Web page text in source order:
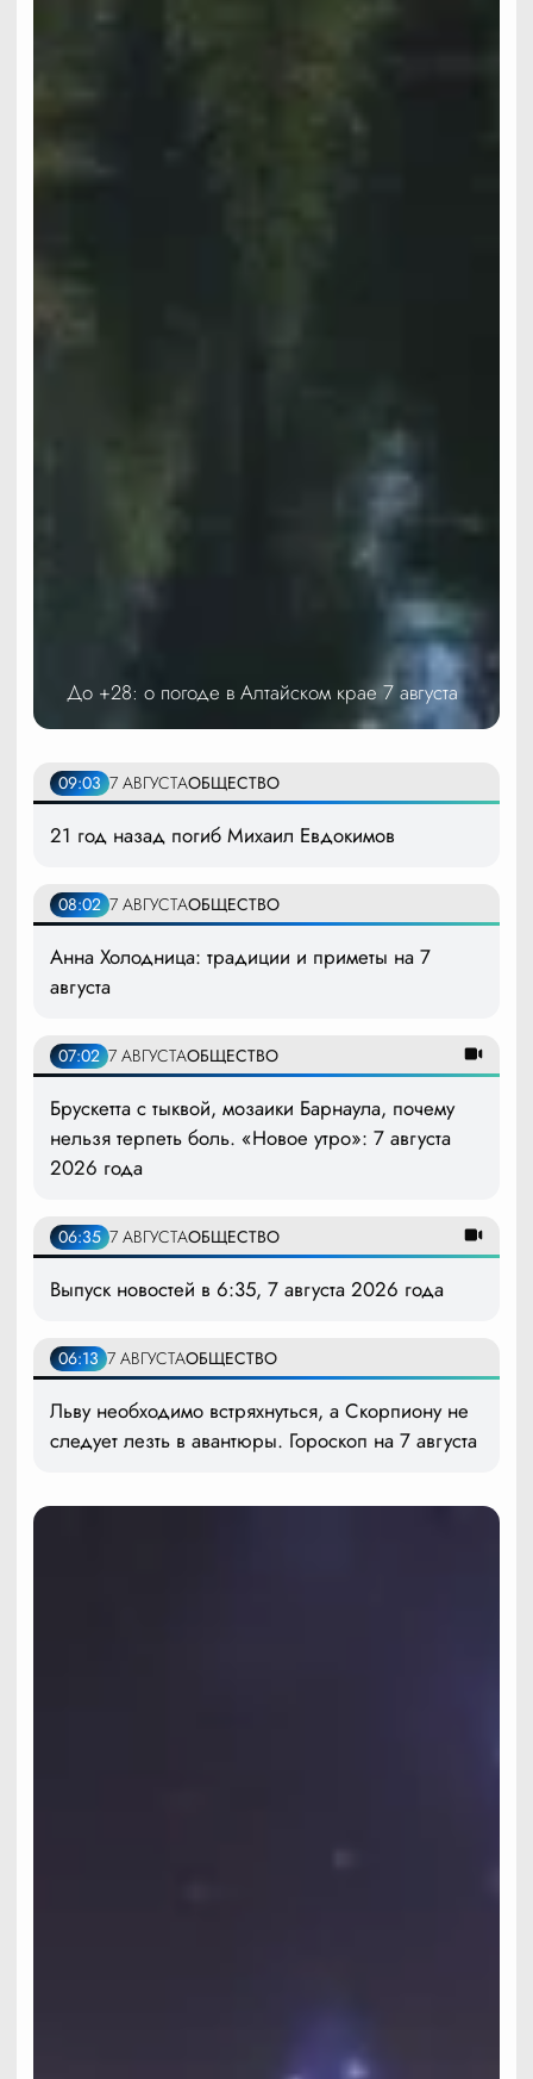
До +28: о погоде в Алтайском крае 7 августа
09:03 7 АВГУСТАОБЩЕСТВО
21 год назад погиб Михаил Евдокимов
08:02 7 АВГУСТАОБЩЕСТВО
Анна Холодница: традиции и приметы на 7
августа
07:02 7 АВГУСТАОБЩЕСТВО
Брускетта с тыквой, мозаики Барнаула, почему
нельзя терпеть боль. «Новое утро»: 7 августа
2026 года
06:35 7 АВГУСТАОБЩЕСТВО
Выпуск новостей в 6:35, 7 августа 2026 года
06:13 7 АВГУСТАОБЩЕСТВО
Льву необходимо встряхнуться, а Скорпиону не
следует лезть в авантюры. Гороскоп на 7 августа